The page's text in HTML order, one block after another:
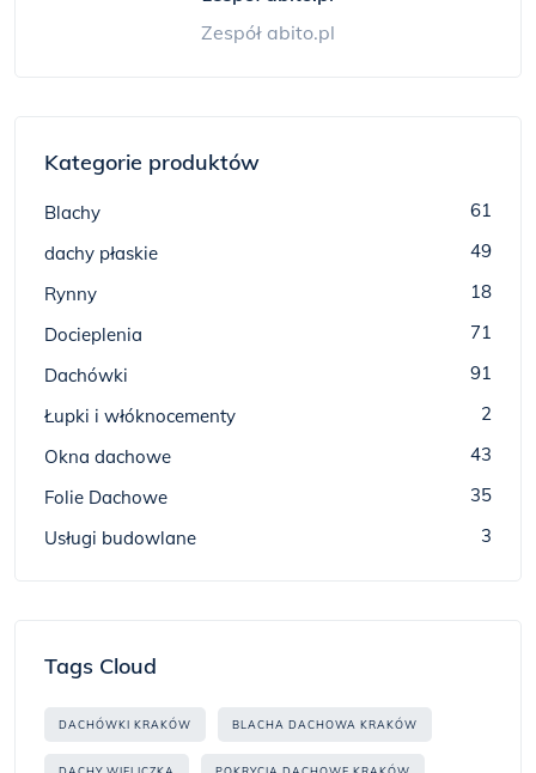
Zespół abito.pl
Kategorie produktów
Blachy
61
dachy płaskie
49
Rynny
18
Docieplenia
71
Dachówki
91
Łupki i włóknocementy
2
Okna dachowe
43
Folie Dachowe
35
Usługi budowlane
3
Tags Cloud
DACHÓWKI KRAKÓW BLACHA DACHOWA KRAKÓW